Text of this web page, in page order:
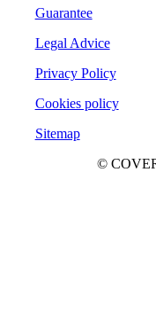
Guarantee
Legal Advice
Privacy Policy
Cookies policy
Sitemap
©